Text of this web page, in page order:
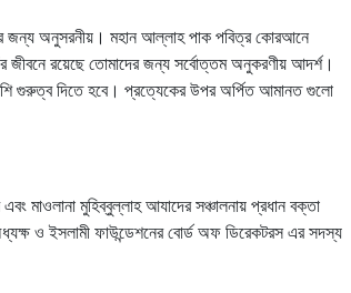
জন্য অনুসরনীয়। মহান আল্লাহ পাক পবিত্র কোরআনে
জীবনে রয়েছে তোমাদের জন্য সর্বোত্তম অনুকরণীয় আদর্শ।
গুরুত্ব দিতে হবে। প্রত্যেকের উপর অর্পিত আমানত গুলো
মাওলানা মুহিব্বুল্লাহ আযাদের সঞ্চালনায় প্রধান বক্তা
ও ইসলামী ফাউন্ডেশনের বোর্ড অফ ডিরেকটরস এর সদস্য